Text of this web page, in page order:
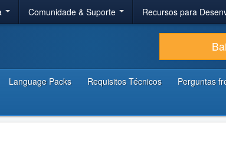
Comunidade & Suporte Recursos para
Language Packs Requisitos Técnicos Perguntas